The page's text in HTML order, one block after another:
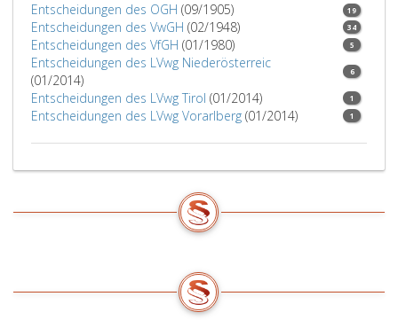
Entscheidungen des OGH (09/1905) 19
Entscheidungen des VwGH (02/1948) 34
Entscheidungen des VfGH (01/1980) 5
Entscheidungen des LVwg Niederösterreic
(01/2014)
6
Entscheidungen des LVwg Tirol (01/2014) 1
Entscheidungen des LVwg Vorarlberg (01/2014) 1